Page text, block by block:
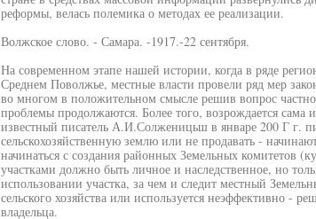
реформы, велась полемика о методах ее реализации.
Волжское слово. - Самара. -1917.-22 сентября.
На современном этапе нашей истории, когда в ряде
Среднем Поволжье, местные власти провели ряд мер
во многом в положительном смысле решив вопрос
проблемы продолжаются. Более того, возрождается сама
известный писатель А.И.Солженицьш в январе 200 Г г.
сельскохозяйственную землю или не продавать -
начинаться с создания районных Земельных
участками должно быть личное и наследственное, но
использовании участка, за чем и следит местный
сельского хозяйства или используется неэффективно -
владельца.